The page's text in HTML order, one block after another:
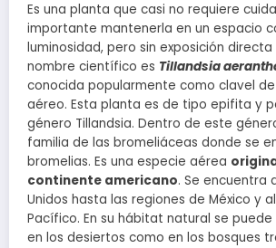
Es una planta que casi no requiere
importante mantenerla en un espacio
luminosidad, pero sin exposición directa
nombre científico es Tillandsia
conocida popularmente como clavel
aéreo. Esta planta es de tipo epifita y
género Tillandsia. Dentro de este
familia de las bromeliáceas donde se
bromelias. Es una especie aérea
continente americano. Se encuentra
Unidos hasta las regiones de México y
Pacífico. En su hábitat natural se
en los desiertos como en los bosques